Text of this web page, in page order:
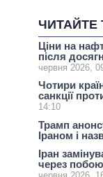
ЧИТАЙТЕ
Ціни на
після
червня 2026,
Чотири
санкції
14:10
Трамп
Іраном і
Іран
через